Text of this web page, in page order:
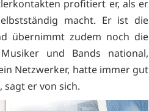
profitiert er, als er
macht. Er ist die
übernimmt zudem noch die
und Bands national,
Netzwerker, hatte immer gut
sagt er von sich.